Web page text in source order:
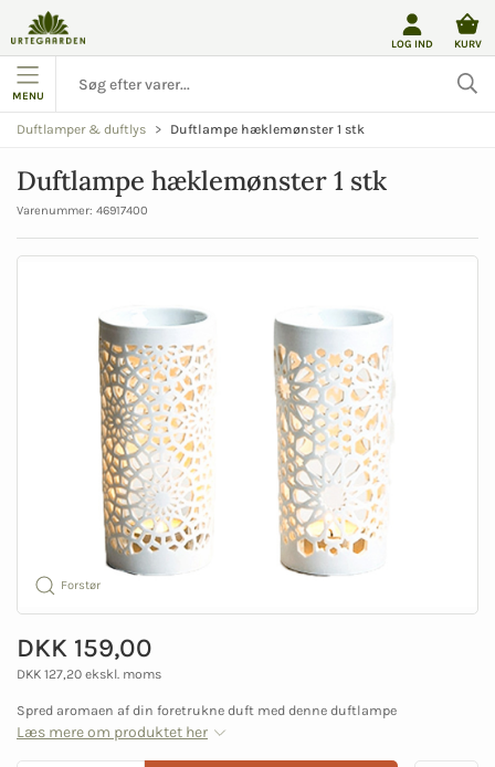
LOG IND KURV
MENU
Duftlamper & duftlys Duftlampe hæklemønster 1 stk
Duftlampe hæklemønster 1 stk
Varenummer: 46917400
Forstør
DKK 159,00
DKK 127,20 ekskl. moms
Spred aromaen af din foretrukne duft med denne duftlampe
Læs mere om produktet her